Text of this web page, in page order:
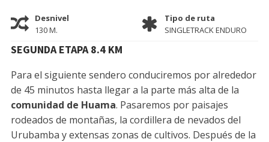
Desnivel
130 M.
Tipo de ruta
SINGLETRACK ENDURO
SEGUNDA ETAPA 8.4 KM
Para el siguiente sendero conduciremos por alrededor
de 45 minutos hasta llegar a la parte más alta de la
comunidad de Huama. Pasaremos por paisajes
rodeados de montañas, la cordillera de nevados del
Urubamba y extensas zonas de cultivos. Después de la